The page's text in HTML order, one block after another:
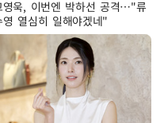
영욱, 이번엔 박하선 공격…"류
영 열심히 일해야겠네"